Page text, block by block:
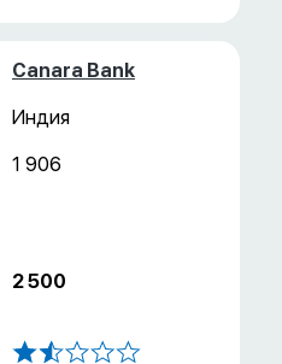
Canara Bank
Индия
1 906
2 500